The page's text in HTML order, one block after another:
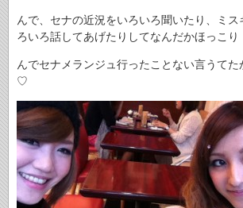
んで、セナの近況をいろいろ聞いたり、ミ
ろいろ話してあげたりしてなんだかほっこり
んでセナメランジュ行ったことない言うてた
♡